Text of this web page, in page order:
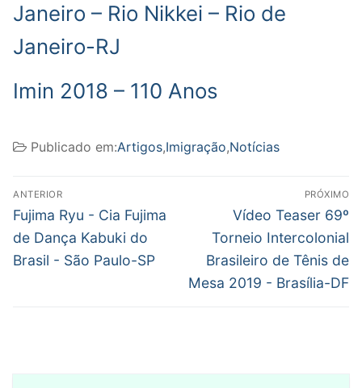
Janeiro – Rio Nikkei – Rio de
Janeiro-RJ
Imin 2018 – 110 Anos
Publicado em:Artigos,Imigração,Notícias
Navegação
de
Post
ANTERIOR
Post
anterior:
Fujima Ryu - Cia Fujima
de Dança Kabuki do
Brasil - São Paulo-SP
PRÓXIMO
Próximo
post:
Vídeo Teaser 69º
Torneio Intercolonial
Brasileiro de Tênis de
Mesa 2019 - Brasília-DF